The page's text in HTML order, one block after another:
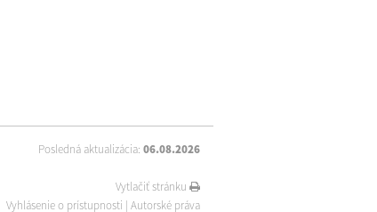
Posledná aktualizácia: 06.08.2026
Vytlačiť stránku
Vyhlásenie o prístupnosti | Autorské práva